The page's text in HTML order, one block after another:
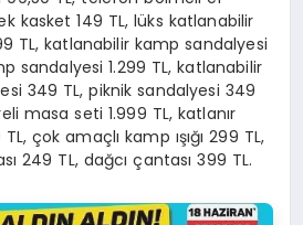
kasket 149 TL, lüks katlanabilir
TL, katlanabilir kamp sandalyesi
sandalyesi 1.299 TL, katlanabilir
349 TL, piknik sandalyesi 349
masa seti 1.999 TL, katlanır
çok amaçlı kamp ışığı 299 TL,
249 TL, dağcı çantası 399 TL.